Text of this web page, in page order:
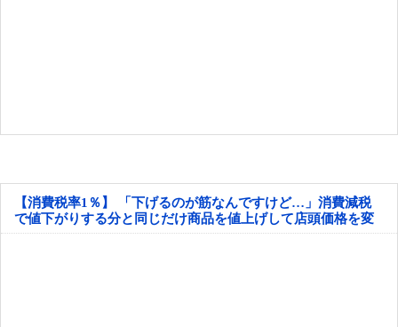
【消費税率1％】 「下げるのが筋なんですけど…」消費減税
で値下がりする分と同じだけ商品を値上げして店頭価格を変
えない店も